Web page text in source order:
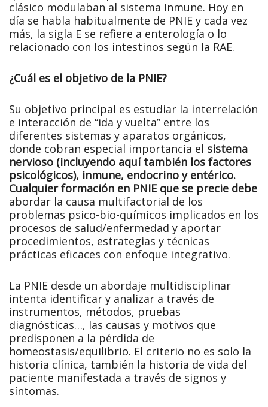
clásico modulaban al sistema Inmune. Hoy en
día se habla habitualmente de PNIE y cada vez
más, la sigla E se refiere a enterología o lo
relacionado con los intestinos según la RAE.
¿Cuál es el objetivo de la PNIE?
Su objetivo principal es estudiar la interrelación
e interacción de “ida y vuelta” entre los
diferentes sistemas y aparatos orgánicos,
donde cobran especial importancia el sistema
nervioso (incluyendo aquí también los factores
psicológicos), inmune, endocrino y entérico.
Cualquier formación en PNIE que se precie debe
abordar la causa multifactorial de los
problemas psico-bio-químicos implicados en los
procesos de salud/enfermedad y aportar
procedimientos, estrategias y técnicas
prácticas eficaces con enfoque integrativo.
La PNIE desde un abordaje multidisciplinar
intenta identificar y analizar a través de
instrumentos, métodos, pruebas
diagnósticas…, las causas y motivos que
predisponen a la pérdida de
homeostasis/equilibrio. El criterio no es solo la
historia clínica, también la historia de vida del
paciente manifestada a través de signos y
síntomas.